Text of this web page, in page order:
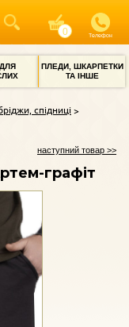
Телефон
ПЛЕДИ, ШКАРПЕТКИ
ТА ІНШЕ
спідниці
наступний товар >>
графіт